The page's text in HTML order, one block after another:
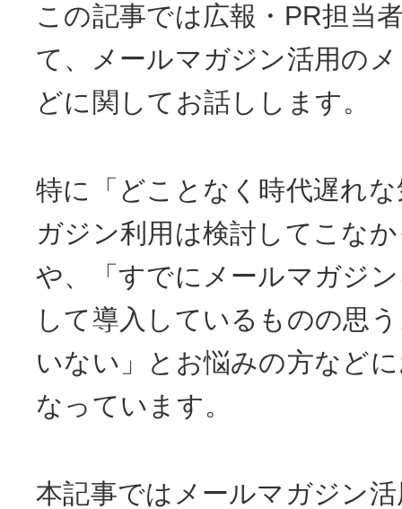
この記事では広報・PR担当
て、メールマガジン活用の
どに関してお話しします。
特に「どことなく時代遅れ
ガジン利用は検討してこな
や、「すでにメールマガジ
して導入しているものの思
いない」とお悩みの方など
なっています。
本記事ではメールマガジン